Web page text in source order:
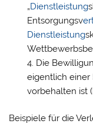
„Dienstleistung
Entsorgungsv
Dienstleistung
Die
eigentlich einer
vorbehalten ist
Beispiele für die